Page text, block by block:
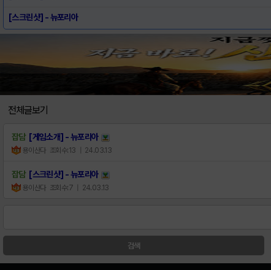
[스크린샷] - 뉴포리아
전체글보기
잡담 [게임소개] - 뉴포리아
용이산다 조회수:13 | 24.03.13
잡담 [스크린샷] - 뉴포리아
용이산다 조회수:7 | 24.03.13
검색